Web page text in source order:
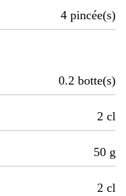
4 pincée(s)
0.2 botte(s)
2 cl
50 g
2 cl